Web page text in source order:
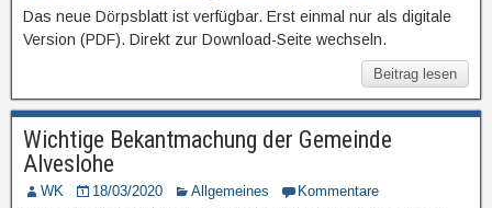
Das neue Dörpsblatt ist verfügbar. Erst einmal nur als digitale
Version (PDF). Direkt zur Download-Seite wechseln.
Beitrag lesen
Wichtige Bekantmachung der Gemeinde
Alveslohe
WK 18/03/2020 Allgemeines Kommentare